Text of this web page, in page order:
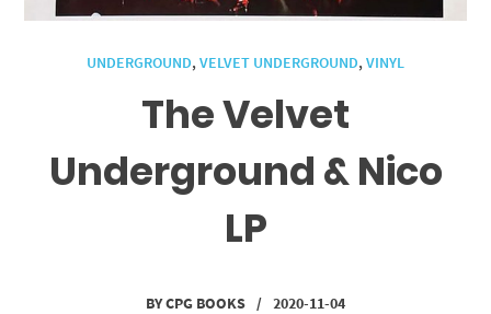
UNDERGROUND,VELVET UNDERGROUND,VINYL
The Velvet
Underground & Nico
LP
BYCPG BOOKS / 2020-11-04